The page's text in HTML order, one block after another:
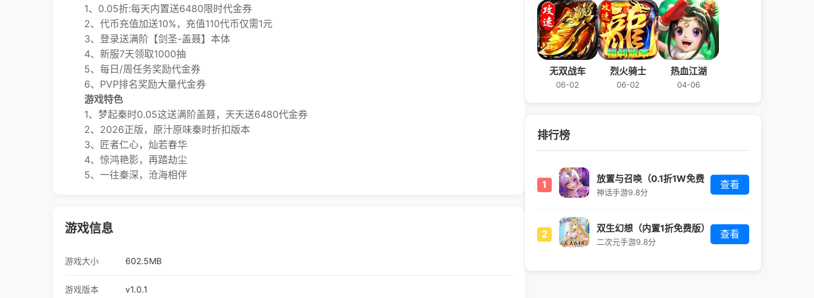
1、0.05折:每天内置送6480限时代金券
2、代币充值加送10%，充值110代币仅需1元
3、登录送满阶【剑圣-盖聂】本体
4、新服7天领取1000抽
5、每日/周任务奖励代金券
6、PVP排名奖励大量代金券
游戏特色
1、梦起秦时0.05这送满阶盖聂，天天送6480代金券
2、2026正版，原汁原味秦时折扣版本
3、匠者仁心，灿若春华
4、惊鸿艳影，再踏劫尘
5、一往秦深，沧海相伴
游戏信息
游戏大小 602.5MB
游戏版本 v1.0.1
无双战车
06-02
烈火骑士
06-02
热血江湖
04-06
排行榜
1
放置与召唤（0.1折1W免费
版）
神话手游9.8分
查看
2 双生幻想（内置1折免费版）
二次元手游9.8分
查看